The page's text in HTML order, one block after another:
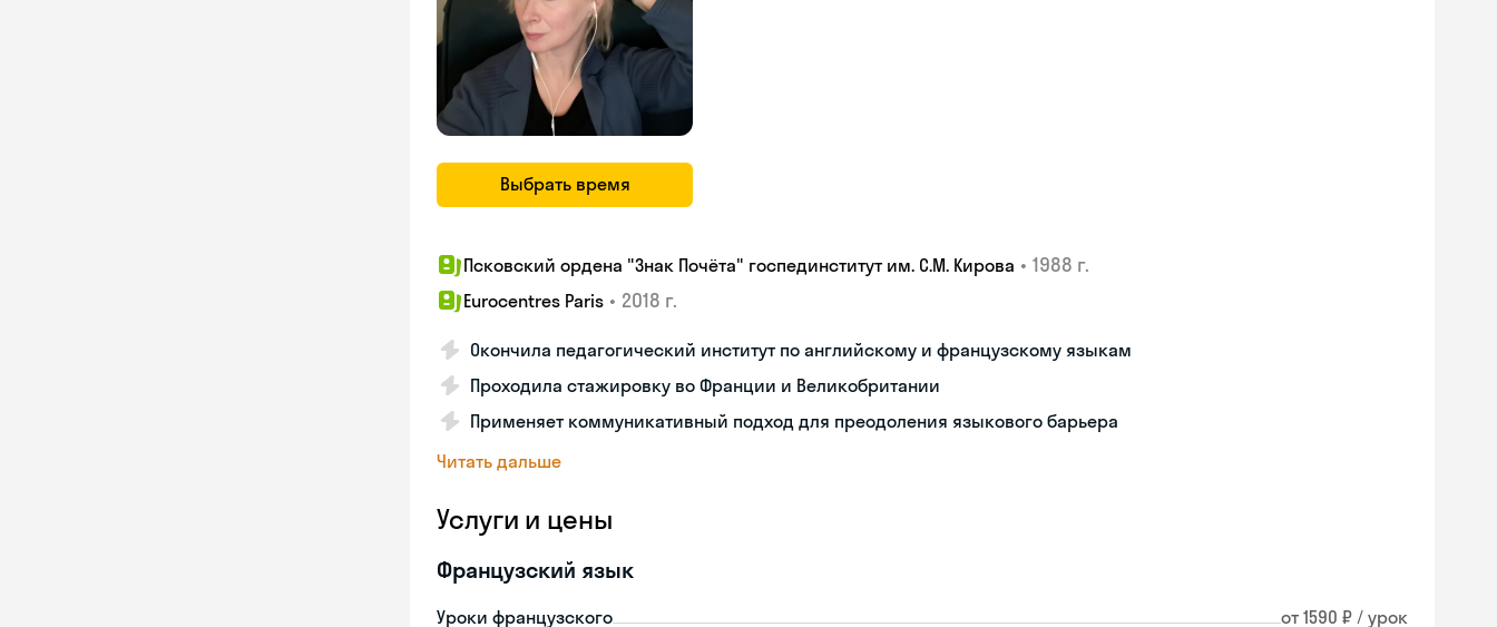
Выбрать время
Псковский ордена "Знак Почёта" госпединститут им. С.М. Кирова • 1988 г.
Eurocentres Paris • 2018 г.
Окончила педагогический институт по английскому и французскому языкам
Проходила стажировку во Франции и Великобритании
Применяет коммуникативный подход для преодоления языкового барьера
Читать дальше
Услуги и цены
Французский язык
Уроки французского от 1590 ₽ / урок